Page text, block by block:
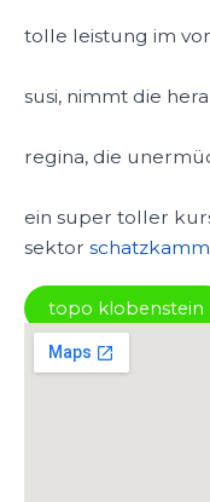
tolle leistung im
susi, nimmt die
regina, die
ein super toller
sektor
topo klobenstein